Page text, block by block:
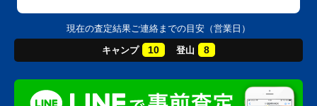
現在の査定結果ご連絡までの目安（営業日）
キャンプ 10 登山 8